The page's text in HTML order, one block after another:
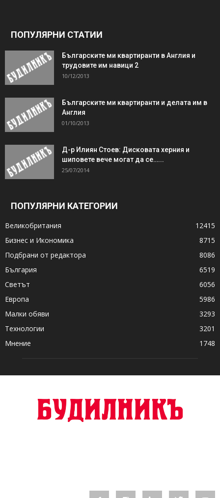
ПОПУЛЯРНИ СТАТИИ
Българските ми квартиранти в Англия и
трудовите им навици 2
10/12/2013
Българските ми квартиранти и делата им в
Англия
01/10/2013
Д-р Илиян Стоев: Дисковата херния и
шиповете вече могат да се…...
25/07/2014
ПОПУЛЯРНИ КАТЕГОРИИ
Великобритания
12415
Бизнес и Икономика
8715
Подбрани от редактора
8086
България
6519
Светът
6056
Европа
5986
Малки обяви
3293
Технологии
3201
Мнение
1748